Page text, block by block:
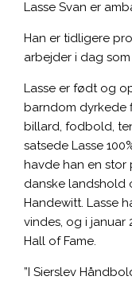
Lasse Svan er
Han er tidligere
arbejder i dag
Lasse er født og
barndom dyrkede
billard, fodbold,
satsede Lasse
havde han en stor
danske landshold
Handewitt. Lasse
vindes, og i januar
Hall of Fame.
”I Sierslev